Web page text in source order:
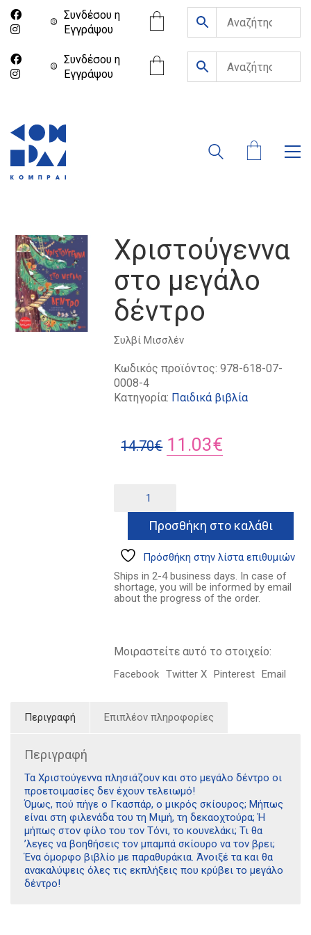
Συνδέσου η
Eγγράψου
Συνδέσου η
Eγγράψου
Χριστούγεννα
στο μεγάλο
δέντρο
Συλβί Μισσλέν
Κωδικός προϊόντος:978-618-07-
0008-4
Κατηγορία: Παιδικά βιβλία
14.70€ Original
14.70€.
11.03€
είναι:
11.03€.
μεγάλο
ποσότητα
Προσθήκη στο καλάθι
Πρόσθήκη στην λίστα επιθυμιών
Ships in 2-4 business days. In case of
shortage, you will be informed by email
about the progress of the order.
Μοιραστείτε αυτό το στοιχείο:
Facebook Twitter X Pinterest Email
Περιγραφή Επιπλέον πληροφορίες
Περιγραφή
Τα Χριστούγεννα πλησιάζουν και στο μεγάλο δέντρο οι
προετοιμασίες δεν έχουν τελειωμό!
Όμως, πού πήγε ο Γκασπάρ, ο μικρός σκίουρος; Μήπως
είναι στη φιλενάδα του τη Μιμή, τη δεκαοχτούρα; Ή
μήπως στον φίλο του τον Τόνι, το κουνελάκι; Τι θα
’λεγες να βοηθήσεις τον μπαμπά σκίουρο να τον βρει;
Ένα όμορφο βιβλίο με παραθυράκια. Άνοιξέ τα και θα
ανακαλύψεις όλες τις εκπλήξεις που κρύβει το μεγάλο
δέντρο!